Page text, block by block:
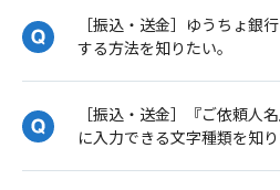
［振込・送金］ゆうちょ銀
する方法を知りたい。
［振込・送金］『ご依頼人
に入力できる文字種類を知り